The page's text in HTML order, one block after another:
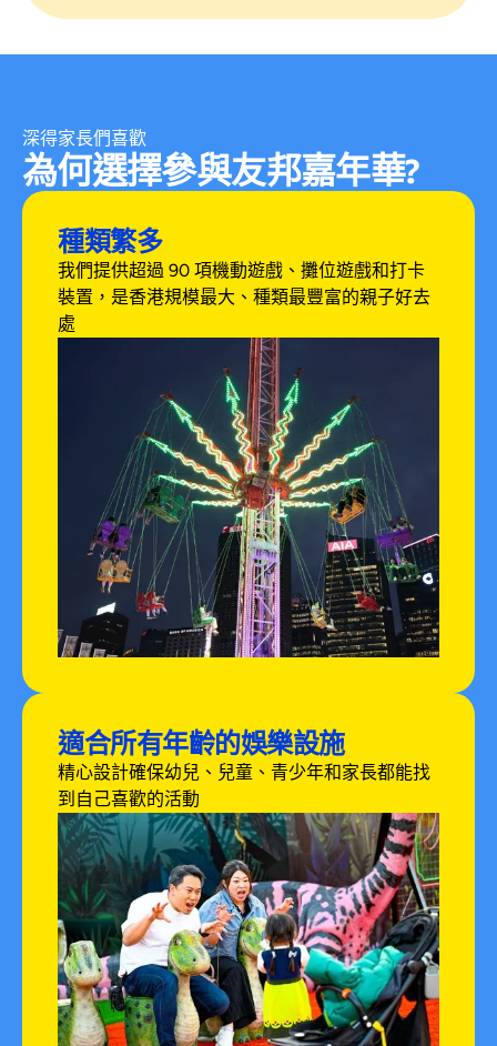
深得家長們喜歡
為何選擇參與友邦嘉年華?
種類繁多
我們提供超過 90 項機動遊戲、攤位遊戲和打卡
裝置，是香港規模最大、種類最豐富的親子好去
處
適合所有年齡的娛樂設施
精心設計確保幼兒、兒童、青少年和家長都能找
到自己喜歡的活動